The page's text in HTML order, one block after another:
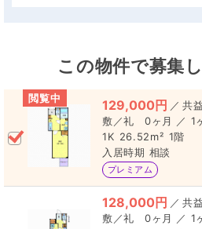
この物件で募集
129,000円 ／
0ヶ月 ／ 1
1K 26.52m² 1階
相談
プレミアム
閲覧中
128,000円 ／
0ヶ月 ／ 1